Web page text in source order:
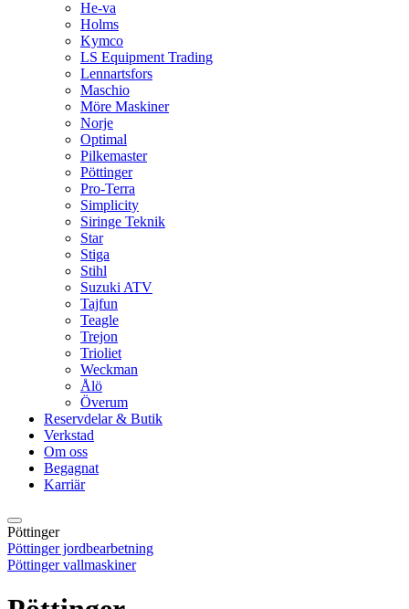
He-va
Holms
Kymco
LS Equipment Trading
Lennartsfors
Maschio
Möre Maskiner
Norje
Optimal
Pilkemaster
Pöttinger
Pro-Terra
Simplicity
Siringe Teknik
Star
Stiga
Stihl
Suzuki ATV
Tajfun
Teagle
Trejon
Trioliet
Weckman
Ålö
Överum
Reservdelar & Butik
Verkstad
Om oss
Begagnat
Karriär
Pöttinger
Pöttinger jordbearbetning
Pöttinger vallmaskiner